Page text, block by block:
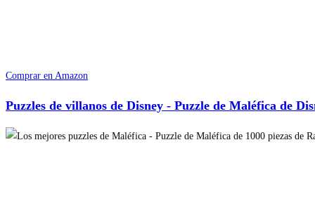
Comprar en Amazon
Puzzles de villanos de Disney - Puzzle de Maléfica de